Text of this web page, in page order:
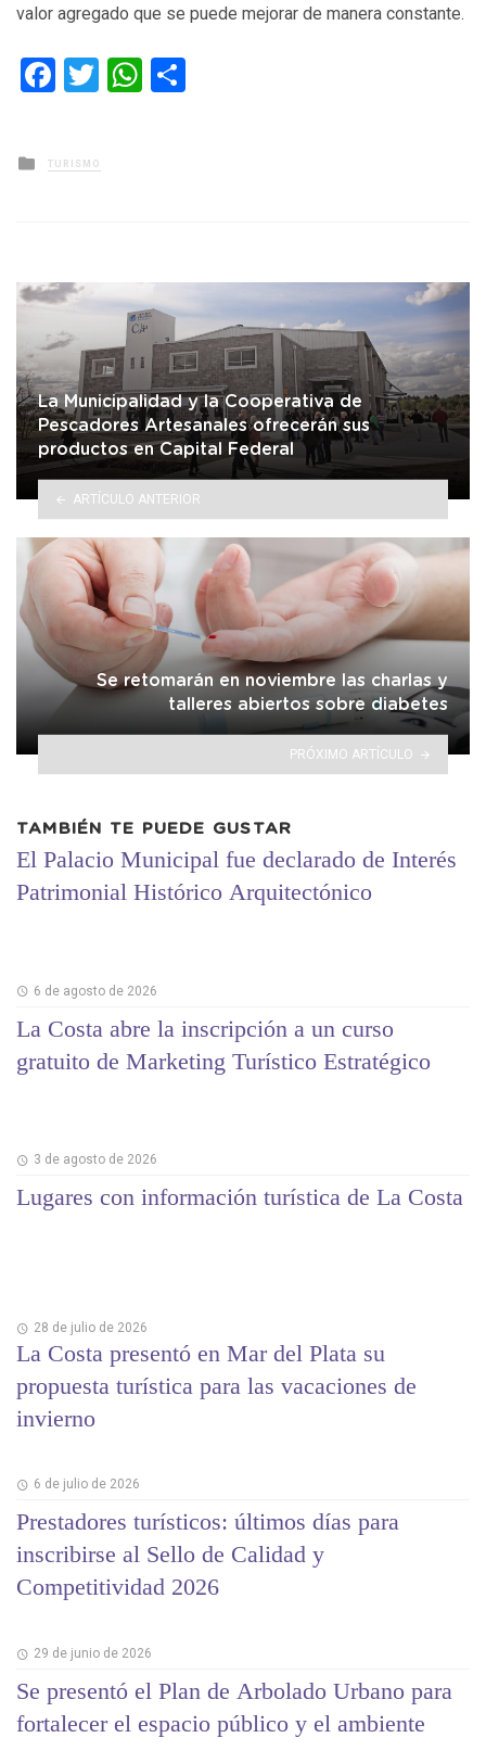
valor agregado que se puede mejorar de manera constante.
Facebook
TwitterWhatsApp
Posted
in
TURISMO
La Municipalidad y la Cooperativa de
Pescadores Artesanales ofrecerán sus
productos en Capital Federal
ARTÍCULO ANTERIOR
Se retomarán en noviembre las charlas y
talleres abiertos sobre diabetes
PRÓXIMO ARTÍCULO
TAMBIÉN TE PUEDE GUSTAR
El Palacio Municipal fue declarado de Interés
Patrimonial Histórico Arquitectónico
6 de agosto de 2026
La Costa abre la inscripción a un curso
gratuito de Marketing Turístico Estratégico
3 de agosto de 2026
Lugares con información turística de La Costa
28 de julio de 2026
La Costa presentó en Mar del Plata su
propuesta turística para las vacaciones de
invierno
6 de julio de 2026
Prestadores turísticos: últimos días para
inscribirse al Sello de Calidad y
Competitividad 2026
29 de junio de 2026
Se presentó el Plan de Arbolado Urbano para
fortalecer el espacio público y el ambiente